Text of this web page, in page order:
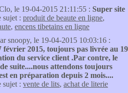
le 19-04-2015 21:11:55 : Super site
sujet : produit de beaute en ligne,
, encens tibetains en ligne
snoopy, le 19-04-2015 10:03:16 :
février 2015, toujours pas livrée au 19
du service client .Par contre, le
suite....nous attendons toujours
en préparation depuis 2 mois....
sujet : vente de lits, achat de literie